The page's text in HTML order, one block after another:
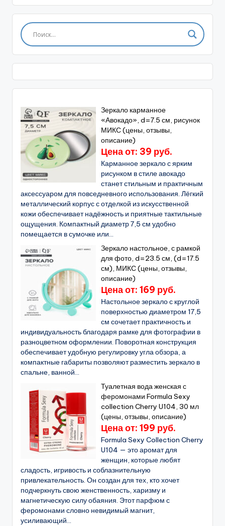
Зеркало карманное
«Авокадо», d=7.5 см, рисунок
МИКС (цены, отзывы,
описание)
Цена от: 39 руб.
Карманное зеркало с ярким
рисунком в стиле авокадо
станет стильным и практичным
аксессуаром для повседневного использования. Лёгкий
металлический корпус с отделкой из искусственной
кожи обеспечивает надёжность и приятные тактильные
ощущения. Компактный диаметр 7,5 см удобно
помещается в сумочке или...
Зеркало настольное, с рамкой
для фото, d=23.5 см, (d=17.5
см), МИКС (цены, отзывы,
описание)
Цена от: 169 руб.
Настольное зеркало с круглой
поверхностью диаметром 17,5
см сочетает практичность и
индивидуальность благодаря рамке для фотографии в
разноцветном оформлении. Поворотная конструкция
обеспечивает удобную регулировку угла обзора, а
компактные габариты позволяют разместить зеркало в
спальне, ванной...
Туалетная вода женская с
феромонами Formula Sexy
collection Cherry U104, 30 мл
(цены, отзывы, описание)
Цена от: 199 руб.
Formula Sexy Collection Cherry
U104 — это аромат для
женщин, которые любят
сладость, игривость и соблазнительную
привлекательность. Он создан для тех, кто хочет
подчеркнуть свою женственность, харизму и
магнетическую силу обаяния. Этот парфюм с
феромонами словно невидимый магнит,
усиливающий...